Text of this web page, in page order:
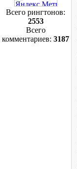
Всего рингтонов:
2553
Всего
комментариев: 3187